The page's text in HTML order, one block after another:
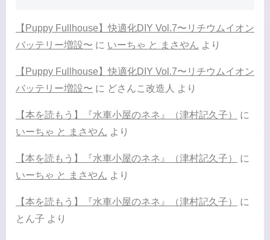
【Puppy Fullhouse】快適化DIY Vol.7〜リチウムイオン
バッテリー増設〜 に いーちゃ と まさやん より
【Puppy Fullhouse】快適化DIY Vol.7〜リチウムイオン
バッテリー増設〜 に どさんこ改造人 より
【本を読もう】『水車小屋のネネ』（津村記久子）
に
いーちゃ と まさやん より
【本を読もう】『水車小屋のネネ』（津村記久子）
に
いーちゃ と まさやん より
【本を読もう】『水車小屋のネネ』（津村記久子）
に
とん子 より